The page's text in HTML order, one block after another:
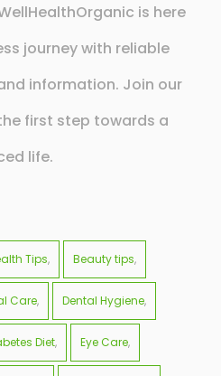
is here
journey with reliable
information. Join our
first step towards a
life.
Tips Beauty tips
Care Dental Hygiene
Diet Eye Care